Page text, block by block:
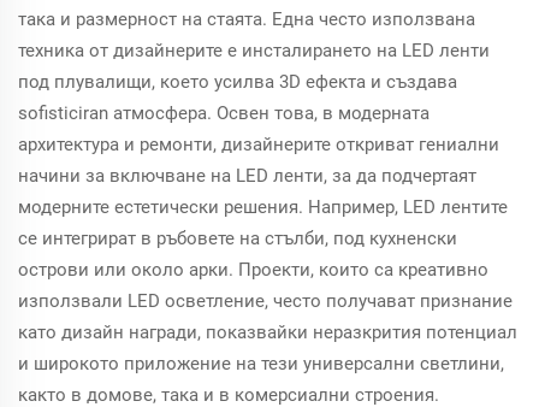
така и размерност на стаята. Една често използвана
техника от дизайнерите е инсталирането на LED ленти
под плувалищи, което усилва 3D ефекта и създава
sofisticiran атмосфера. Освен това, в модерната
архитектура и ремонти, дизайнерите откриват гениални
начини за включване на LED ленти, за да подчертаят
модерните естетически решения. Например, LED лентите
се интегрират в ръбовете на стълби, под кухненски
острови или около арки. Проекти, които са креативно
използвали LED осветление, често получават признание
като дизайн награди, показвайки неразкрития потенциал
и широкото приложение на тези универсални светлини,
както в домове, така и в комерсиални строения.